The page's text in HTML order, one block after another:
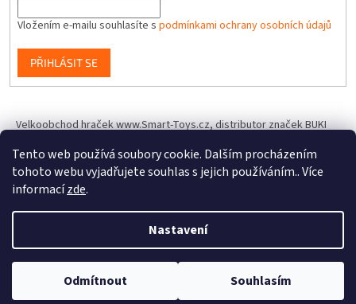
Tento web používá soubory cookie. Dalším procházením
tohoto webu vyjadřujete souhlas s jejich používáním.. Více
informacízde.
Nastavení
Odmítnout Souhlasím
Vložením e-mailu souhlasíte s podmínkami ochrany osobních údajů
PŘIHLÁSIT SE
Velkoobchod hraček www.Smart-Toys.cz, distributor značek BUKI
Copyright 2026IQhracky.cz. Všechna práva vyhrazena.Upravit